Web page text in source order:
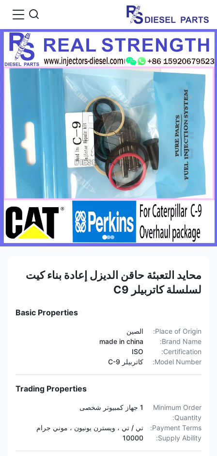
محايد التعبئة حاقن الديزل إعادة بناء كيت
لسلسلة كاتربيلر C9
Basic Properties
Place of Origin:
الصين
Brand Name:
made in china
Certification:
ISO
Model Number:
كاتربيلر C-9
Trading Properties
Minimum Order
Quantity:
1 جهاز كمبيوتر شخصى
Payment Terms:
تي / تي ، ويسترن يونيون ، موني جرام
Supply Ability:
10000